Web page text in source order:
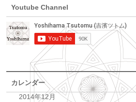
Youtube Channel
カレンダー
2014年12月